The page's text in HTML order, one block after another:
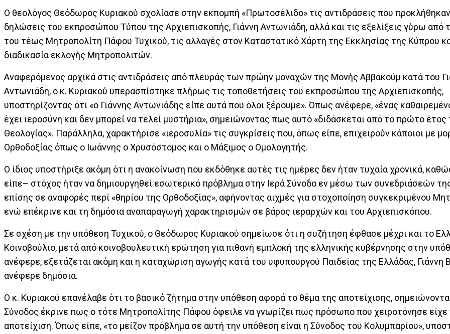
Ο θεολόγος Θεόδωρος Κυριακού σχολίασε στην εκπομπή «Πρωτοσέλιδο» τις αντιδράσεις που
δηλώσεις του εκπροσώπου Τύπου της Αρχιεπισκοπής, Γιάννη Αντωνιάδη, αλλά και τις εξελίξεις γύρω από
του τέως Μητροπολίτη Πάφου Τυχικού, τις αλλαγές στον Καταστατικό Χάρτη της Εκκλησίας της Κύπρου
διαδικασία εκλογής Μητροπολιτών.
Αναφερόμενος αρχικά στις αντιδράσεις από πλευράς των πρώην μοναχών της Μονής Αββακούμ κατά του
Αντωνιάδη, ο κ. Κυριακού υπερασπίστηκε πλήρως τις τοποθετήσεις του εκπροσώπου της Αρχιεπισκοπής,
υποστηρίζοντας ότι «ο Γιάννης Αντωνιάδης είπε αυτά που όλοι ξέρουμε». Όπως ανέφερε, «ένας
έχει ιεροσύνη και δεν μπορεί να τελεί μυστήρια», σημειώνοντας πως αυτό «διδάσκεται από το πρώτο έτος
Θεολογίας». Παράλληλα, χαρακτήρισε «ιεροσυλία» τις συγκρίσεις που, όπως είπε, επιχειρούν κάποιοι με
Ορθοδοξίας όπως ο Ιωάννης ο Χρυσόστομος και ο Μάξιμος ο Ομολογητής.
Ο ίδιος υποστήριξε ακόμη ότι η ανακοίνωση που εκδόθηκε αυτές τις ημέρες δεν ήταν τυχαία χρονικά,
είπε– στόχος ήταν να δημιουργηθεί εσωτερικό πρόβλημα στην Ιερά Σύνοδο εν μέσω των συνεδριάσεών
επίσης σε αναφορές περί «θηρίου της Ορθοδοξίας», αφήνοντας αιχμές για στοχοποίηση συγκεκριμένου
ενώ επέκρινε και τη δημόσια αναπαραγωγή χαρακτηρισμών σε βάρος ιεραρχών και του Αρχιεπισκόπου.
Σε σχέση με την υπόθεση Τυχικού, ο Θεόδωρος Κυριακού σημείωσε ότι η συζήτηση έφθασε μέχρι και το
Κοινοβούλιο, μετά από κοινοβουλευτική ερώτηση για πιθανή εμπλοκή της ελληνικής κυβέρνησης στην
ανέφερε, εξετάζεται ακόμη και η καταχώριση αγωγής κατά του υφυπουργού Παιδείας της Ελλάδας, Γιάννη
ανέφερε δημόσια.
Ο κ. Κυριακού επανέλαβε ότι το βασικό ζήτημα στην υπόθεση αφορά το θέμα της αποτείχισης,
Σύνοδος έκρινε πως ο τότε Μητροπολίτης Πάφου όφειλε να γνωρίζει πως πρόσωπο που χειροτόνησε είχε
αποτείχιση. Όπως είπε, «το μείζον πρόβλημα σε αυτή την υπόθεση είναι η Σύνοδος του Κολυμπαρίου»,